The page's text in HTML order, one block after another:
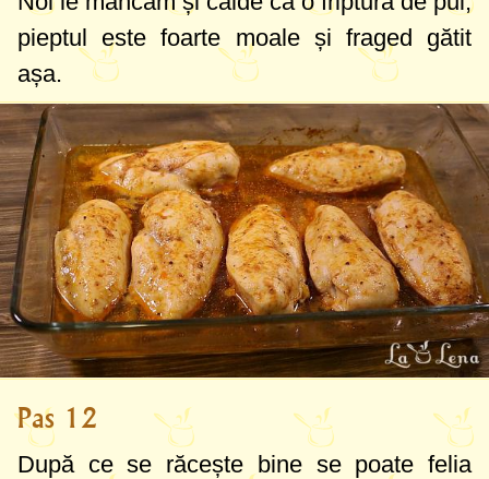
pieptul este foarte moale și fraged gătit
așa.
Pas 12
După ce se răcește bine se poate felia